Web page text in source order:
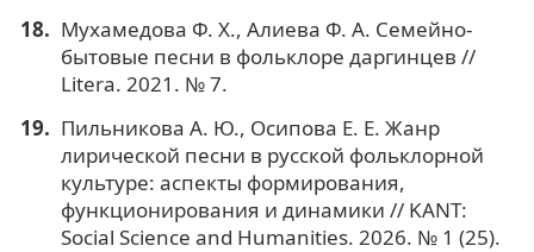
Мухамедова Ф. Х., Алиева Ф. А. Семейно-
бытовые песни в фольклоре даргинцев //
Litera. 2021. № 7.
Пильникова А. Ю., Осипова Е. Е. Жанр
лирической песни в русской фольклорной
культуре: аспекты формирования,
функционирования и динамики // KANT:
Social Science and Humanities. 2026. № 1 (25).